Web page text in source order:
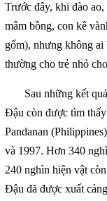
Trước đây, khi đào
mâm bồng, con kê
gốm), nhưng không
thường cho trẻ nhỏ
Sau những kết quả
Đậu còn được tìm
Pandanan
và 1997. Hơn 340
240 nghìn hiện vật
Đậu đã được xuất